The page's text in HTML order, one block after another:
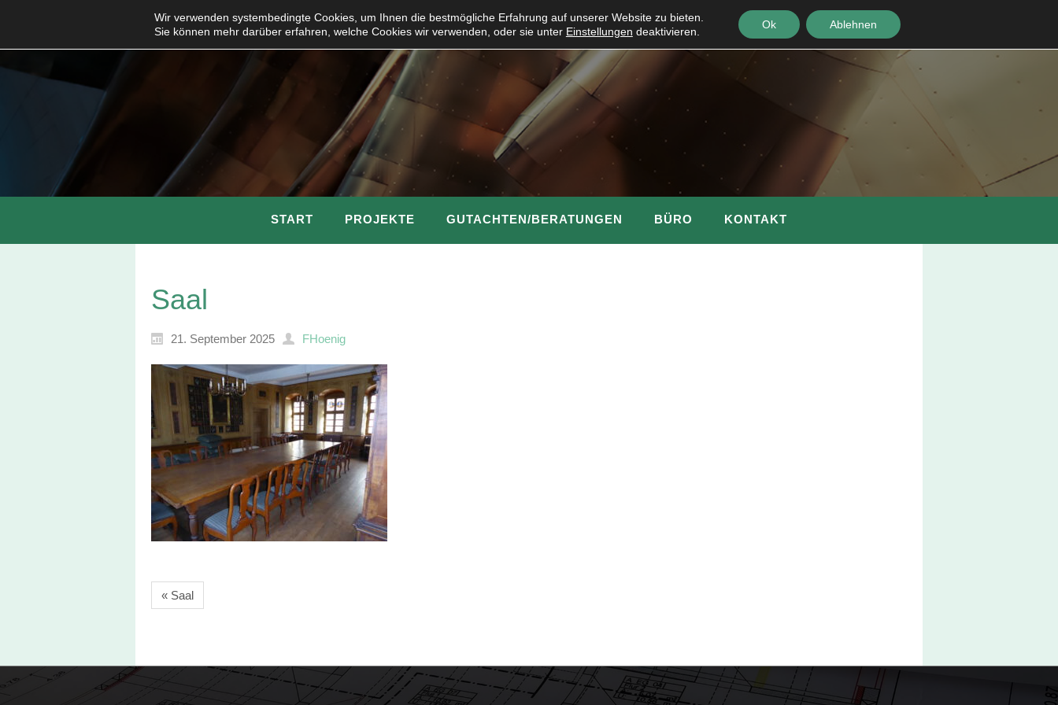
START PROJEKTE GUTACHTEN/BERATUNGEN BÜRO KONTAKT
Saal
21. September 2025 FHoenig
« Saal
Wir verwenden systembedingte Cookies, um Ihnen die bestmögliche Erfahrung auf unserer Website zu bieten.
Sie können mehr darüber erfahren, welche Cookies wir verwenden, oder sie unter Einstellungen deaktivieren.
Ok Ablehnen